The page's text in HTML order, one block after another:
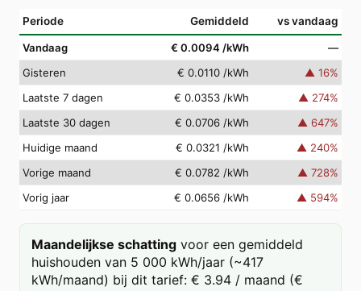
Periode Gemiddeld vs vandaag
Vandaag € 0.0094 /kWh
—
Gisteren
€ 0.0110 /kWh ▲ 16%
Laatste 7 dagen
€ 0.0353 /kWh ▲ 274%
Laatste 30 dagen
€ 0.0706 /kWh ▲ 647%
Huidige maand
€ 0.0321 /kWh ▲ 240%
Vorige maand
€ 0.0782 /kWh ▲ 728%
Vorig jaar
€ 0.0656 /kWh ▲ 594%
Maandelijkse schatting voor een gemiddeld
huishouden van 5 000 kWh/jaar (~417
kWh/maand) bij dit tarief: € 3.94 / maand (€